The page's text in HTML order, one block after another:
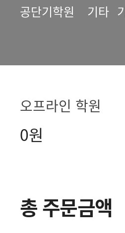
공단기학원
기타
오프라인 학원
0원